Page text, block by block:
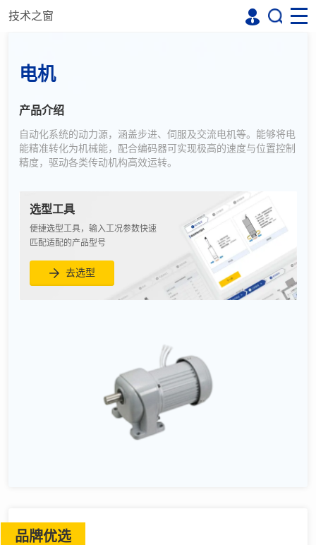
技术之窗
电机
产品介绍
自动化系统的动力源，涵盖步进、伺服及交流电机等。能够将电
能精准转化为机械能，配合编码器可实现极高的速度与位置控制
精度，驱动各类传动机构高效运转。
选型工具
便捷选型工具，输入工况参数快速
匹配适配的产品型号
去选型
品牌优选